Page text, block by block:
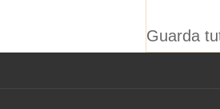
Guarda